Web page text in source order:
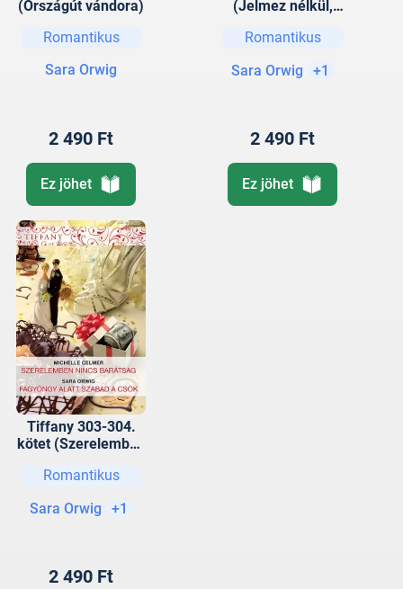
(Országút vándora)
Romantikus
Sara Orwig
2 490 Ft
Ez jöhet
(Jelmez nélkül,
Szilveszteréj)
Romantikus
Sara Orwig
+1
2 490 Ft
Ez jöhet
Tiffany 303-304.
kötet (Szerelemben
Fagyöngy alatt
Romantikus
Sara Orwig
+1
2 490 Ft